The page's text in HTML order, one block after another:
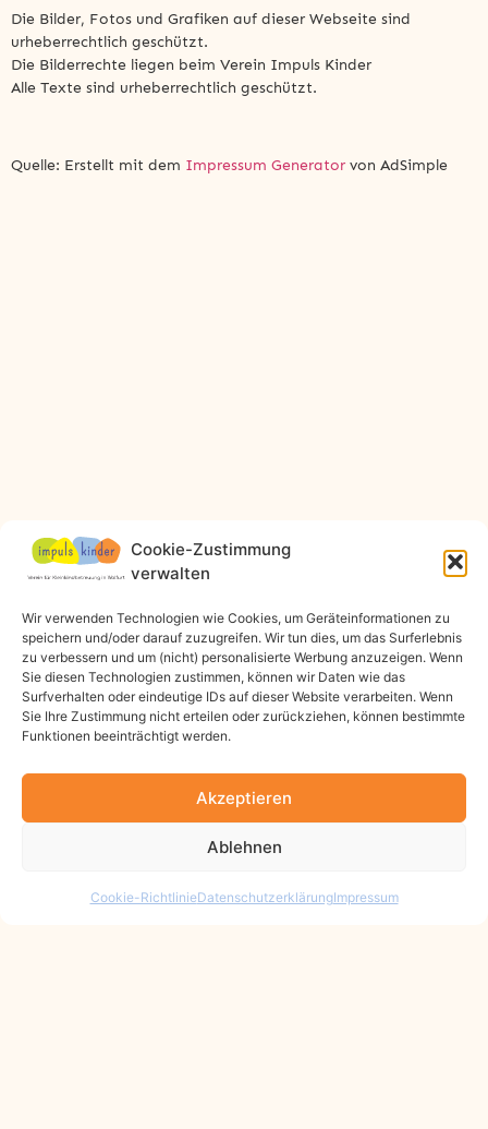
Cookie-Zustimmung
verwalten
Wir verwenden Technologien wie Cookies, um Geräteinformationen zu
speichern und/oder darauf zuzugreifen. Wir tun dies, um das Surferlebnis
zu verbessern und um (nicht) personalisierte Werbung anzuzeigen. Wenn
Sie diesen Technologien zustimmen, können wir Daten wie das
Surfverhalten oder eindeutige IDs auf dieser Website verarbeiten. Wenn
Sie Ihre Zustimmung nicht erteilen oder zurückziehen, können bestimmte
Funktionen beeinträchtigt werden.
Akzeptieren
Ablehnen
Cookie-RichtlinieDatenschutzerklärungImpressum
Die Bilder, Fotos und Grafiken auf dieser Webseite sind
urheberrechtlich geschützt.
Die Bilderrechte liegen beim Verein Impuls Kinder
Alle Texte sind urheberrechtlich geschützt.
Quelle: Erstellt mit dem Impressum Generator von AdSimple